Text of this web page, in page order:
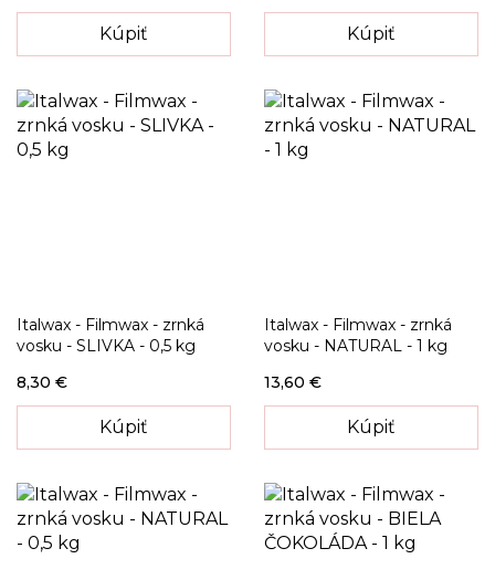
Kúpiť Kúpiť
Italwax - Filmwax - zrnká
vosku - SLIVKA - 0,5 kg
8,30 €
Kúpiť
Italwax - Filmwax - zrnká
vosku - NATURAL - 1 kg
13,60 €
Kúpiť